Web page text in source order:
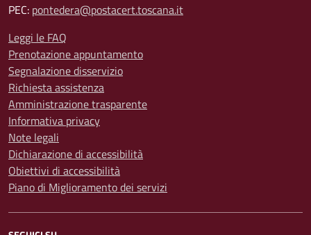
PEC: pontedera@postacert.toscana.it
Leggi le FAQ
Prenotazione appuntamento
Segnalazione disservizio
Richiesta assistenza
Amministrazione trasparente
Informativa privacy
Note legali
Dichiarazione di accessibilità
Obiettivi di accessibilità
Piano di Miglioramento dei servizi